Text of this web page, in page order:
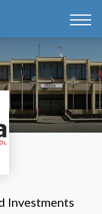
Investments